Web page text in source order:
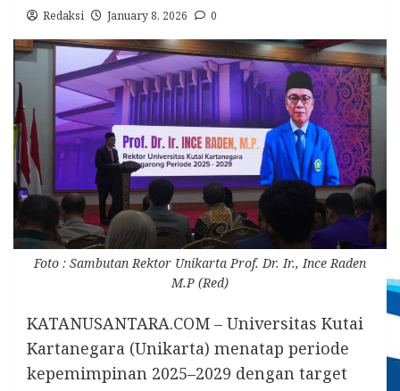
Redaksi January 8, 2026 0
Foto : Sambutan Rektor Unikarta Prof. Dr. Ir., Ince Raden
M.P (Red)
KATANUSANTARA.COM – Universitas Kutai
Kartanegara (Unikarta) menatap periode
kepemimpinan 2025–2029 dengan target